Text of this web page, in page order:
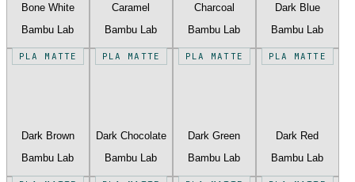
Bone White
Bambu Lab
Caramel
Bambu Lab
Charcoal
Bambu Lab
Dark Blue
Bambu Lab
PLA MATTE
Dark Brown
Bambu Lab
PLA MATTE
Dark Chocolate
Bambu Lab
PLA MATTE
Dark Green
Bambu Lab
PLA MATTE
Dark Red
Bambu Lab